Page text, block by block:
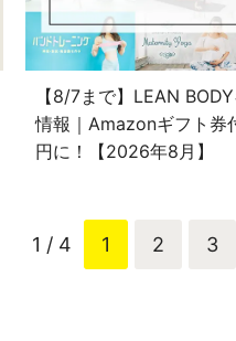
【8/7まで】LEAN
情報｜Amazonギフト券
円に！【2026年8月】
1 / 4 1 2 3